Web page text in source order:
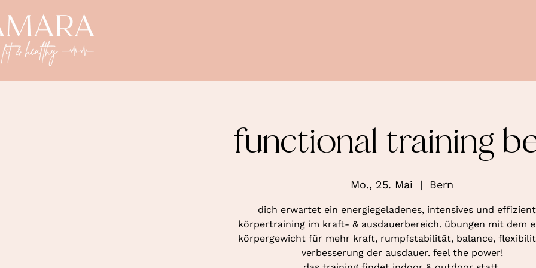
functional training
Mo., 25. Mai
  |
Bern
dich erwartet ein energiegeladenes, intensives und
körpertraining im kraft- & ausdauerbereich. übungen mit dem
körpergewicht für mehr kraft, rumpfstabilität, balance,
verbesserung der ausdauer. feel the power!